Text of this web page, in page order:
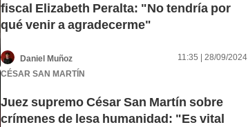
fiscal Elizabeth Peralta: "No tendría por
qué venir a agradecerme"
Daniel Muñoz
11:35 | 28/09/2024
CÉSAR SAN MARTÍN
Juez supremo César San Martín sobre
crímenes de lesa humanidad: "Es vital